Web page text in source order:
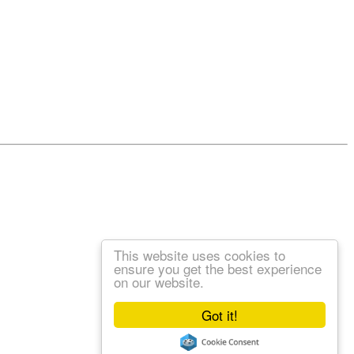
Got it!
This website uses cookies to
ensure you get the best experience
on our website.